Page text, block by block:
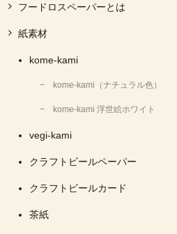
フードロスペーパーとは
紙素材
kome-kami
kome-kami（ナチュラル色）
kome-kami 浮世絵ホワイト
vegi-kami
クラフトビールペーパー
クラフトビールカード
茶紙